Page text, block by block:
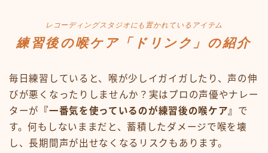
レコーディングスタジオにも置かれているアイテム
練習後の喉ケア「ドリンク」の紹介
毎日練習していると、喉が少しイガイガしたり、声の伸
びが悪くなったりしませんか？実はプロの声優やナレー
ターが
『一番気を使っているのが練習後の喉ケア』 で
す。何もしないままだと、蓄積したダメージで喉を壊
し、長期間声が出せなくなるリスクもあります。